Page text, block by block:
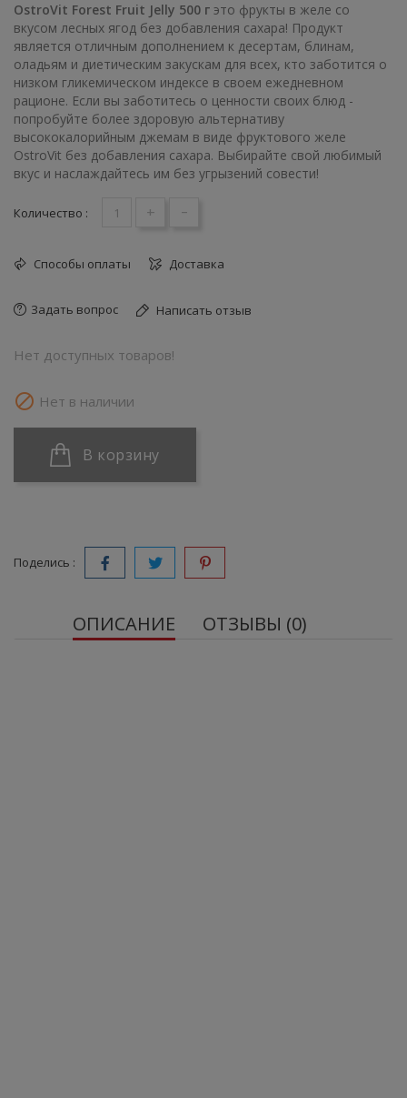
OstroVit Forest Fruit Jelly 500 г это фрукты в желе со
вкусом лесных ягод без добавления сахара! Продукт
является отличным дополнением к десертам, блинам,
оладьям и диетическим закускам для всех, кто заботится о
низком гликемическом индексе в своем ежедневном
рационе. Если вы заботитесь о ценности своих блюд -
попробуйте более здоровую альтернативу
высококалорийным джемам в виде фруктового желе
OstroVit без добавления сахара. Выбирайте свой любимый
вкус и наслаждайтесь им без угрызений совести!
Количество : + -
Способы оплаты Доставка
Задать вопрос Написать отзыв
Нет доступных товаров!
 Нет в наличии
В корзину
Поделись :
ОПИСАНИЕ ОТЗЫВЫ (0)